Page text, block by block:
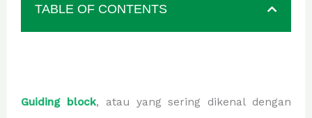
TABLE OF CONTENTS
Guiding block, atau yang sering dikenal dengan